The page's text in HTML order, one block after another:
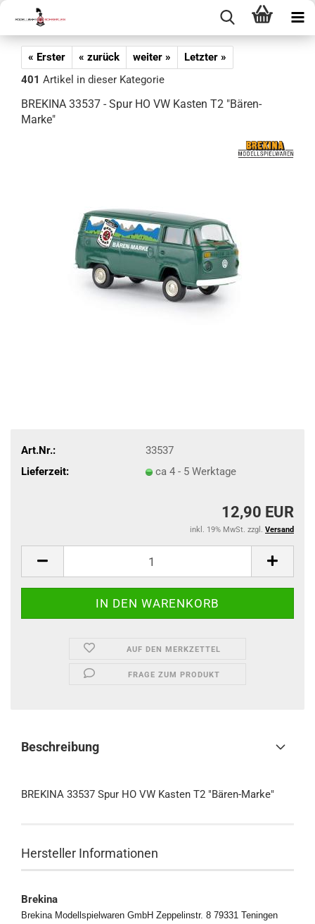
« Erster « zurück weiter »
Letzter »
401 Artikel in dieser Kategorie
BREKINA 33537 - Spur HO VW Kasten T2 "Bären-
Marke"
Art.Nr.:
33537
Lieferzeit:
ca 4 - 5 Werktage
12,90 EUR
inkl. 19% MwSt. zzgl. Versand
AUF DEN MERKZETTEL
FRAGE ZUM PRODUKT
Beschreibung
BREKINA 33537 Spur HO VW Kasten T2 "Bären-Marke"
Hersteller Informationen
Brekina
Brekina Modellspielwaren GmbH Zeppelinstr. 8 79331 Teningen